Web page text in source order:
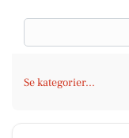
Se kategorier...